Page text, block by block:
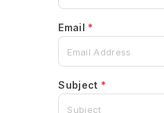
Email*
Subject *